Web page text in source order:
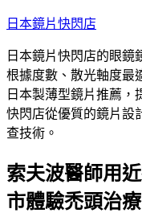
跳
主
要
內
容
日本鏡片快閃店
日本鏡片快閃店的眼鏡
根據度數、散光軸度最
日本製薄型鏡片推薦，
快閃店從優質的鏡片設
查技術。
索夫波醫師用
市體驗禿頭治療